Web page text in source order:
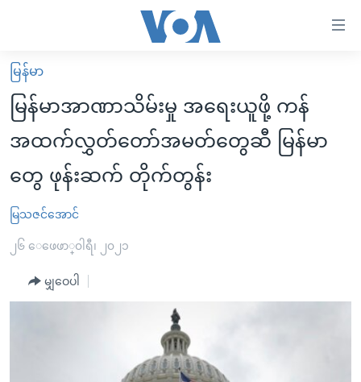
လွယ်ကူ
စေ
များ
ပင်မ
အကြောင်းအရာ
သို့
ကျော်
ကြည့်
မူလစာမျက်နှာ
မြန်မာ
ကမ္ဘာ့သတင်းများ
နိုင်ငံတကာ
အစ္စရေး-ပါလက်စတိုင်း
ဗွီဒီယို
အင်္ဂလိပ်စာလေ့လာမယ်
အမေရိကန်သုံးအီဒီယံ
သုတပဒေသာ အင်္ဂလိပ်စာ
အပတ်စဉ်ကဏ္ဍများ
ရေဒီယိုနှင့်ရုပ်သံ အချက်အလက်များ
မြန်မာ
မြန်မာအာဏာသိမ်းမှု အရေးယူဖို့ ကန်
အထက်လွှတ်တော်အမတ်တွေဆီ မြန်မာ
တွေ ဖုန်းဆက် တိုက်တွန်း
မြသဇင်အောင်
၂၆ ေဖေဖာ္၀ါရီ၊ ၂၀၂၁
မျှဝေပါ